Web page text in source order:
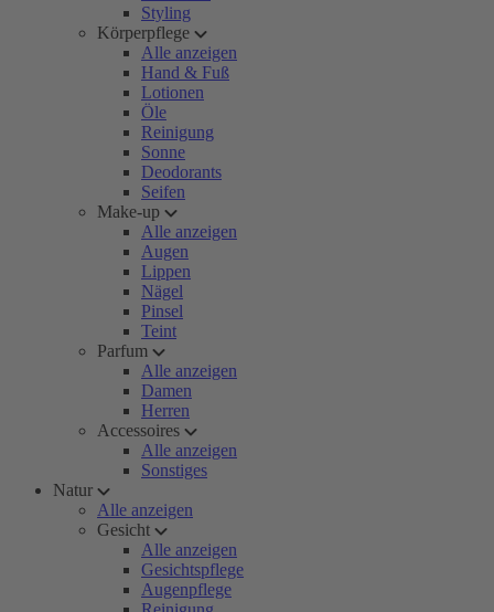
Styling
Körperpflege
Alle anzeigen
Hand & Fuß
Lotionen
Öle
Reinigung
Sonne
Deodorants
Seifen
Make-up
Alle anzeigen
Augen
Lippen
Nägel
Pinsel
Teint
Parfum
Alle anzeigen
Damen
Herren
Accessoires
Alle anzeigen
Sonstiges
Natur
Alle anzeigen
Gesicht
Alle anzeigen
Gesichtspflege
Augenpflege